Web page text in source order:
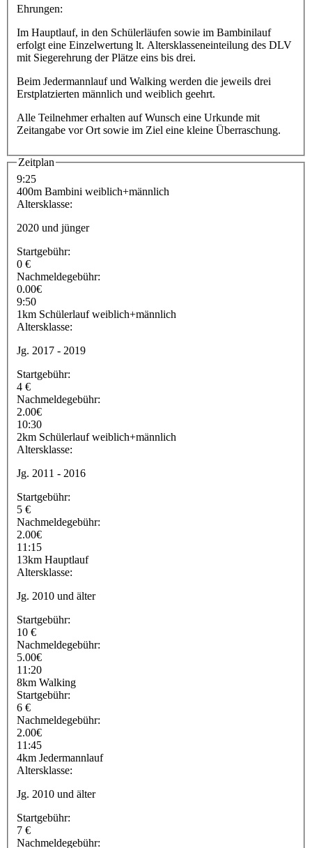
Ehrungen:
Im Hauptlauf, in den Schülerläufen sowie im Bambinilauf
erfolgt eine Einzelwertung lt. Altersklasseneinteilung des DLV
mit Siegerehrung der Plätze eins bis drei.
Beim Jedermannlauf und Walking werden die jeweils drei
Erstplatzierten männlich und weiblich geehrt.
Alle Teilnehmer erhalten auf Wunsch eine Urkunde mit
Zeitangabe vor Ort sowie im Ziel eine kleine Überraschung.
Zeitplan
9:25
400m Bambini weiblich+männlich
Altersklasse:
2020 und jünger
Startgebühr:
0 €
Nachmeldegebühr:
0.00€
9:50
1km Schülerlauf weiblich+männlich
Altersklasse:
Jg. 2017 - 2019
Startgebühr:
4 €
Nachmeldegebühr:
2.00€
10:30
2km Schülerlauf weiblich+männlich
Altersklasse:
Jg. 2011 - 2016
Startgebühr:
5 €
Nachmeldegebühr:
2.00€
11:15
13km Hauptlauf
Altersklasse:
Jg. 2010 und älter
Startgebühr:
10 €
Nachmeldegebühr:
5.00€
11:20
8km Walking
Startgebühr:
6 €
Nachmeldegebühr:
2.00€
11:45
4km Jedermannlauf
Altersklasse:
Jg. 2010 und älter
Startgebühr:
7 €
Nachmeldegebühr: